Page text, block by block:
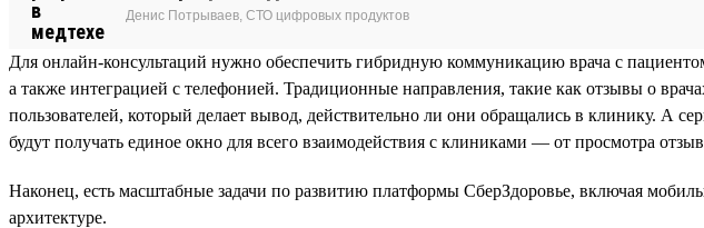
Денис Потрываев, СТО цифровых продуктов
Для онлайн-консультаций нужно обеспечить гибридную коммуникацию врача с
а также интеграцией с телефонией. Традиционные направления, такие как отзывы о
пользователей, который делает вывод, действительно ли они обращались в клинику. А
будут получать единое окно для всего взаимодействия с клиниками — от просмотра
Наконец, есть масштабные задачи по развитию платформы СберЗдоровье, включая
архитектуре.